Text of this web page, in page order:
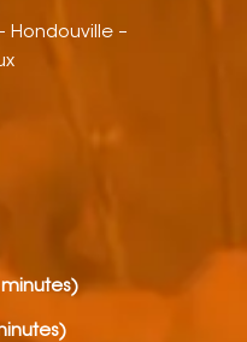
Hondouville –
minutes)